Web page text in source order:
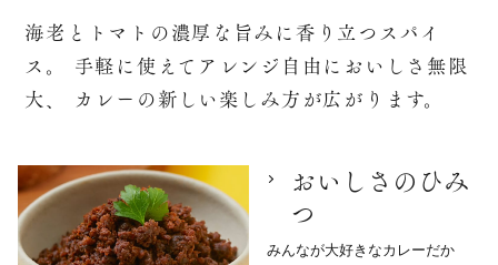
海老とトマトの濃厚な旨みに香り立つスパイ
ス。
手軽に使えてアレンジ自由においしさ無限
大、
カレーの新しい楽しみ方が広がります。
おいしさのひみ
つ
みんなが大好きなカレーだか